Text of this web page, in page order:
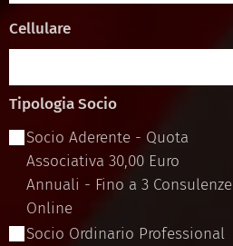
Cellulare
Tipologia Socio
Socio Aderente - Quota
Associativa 30,00 Euro
Annuali - Fino a 3 Consulenze
Online
Socio Ordinario Professional